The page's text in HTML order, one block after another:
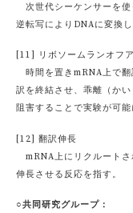
次世代シーケンサーを使
逆転写によりDNAに変換し
[11] リボソームランオフ
時間を置きmRNA上で翻
訳を終結させ、乖離（か
阻害することで実験が可能
[12] 翻訳伸長
mRNA上にリクルートさ
伸長させる反応を指す。
○共同研究グループ：